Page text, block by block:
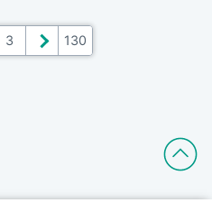
3 ＞ 130